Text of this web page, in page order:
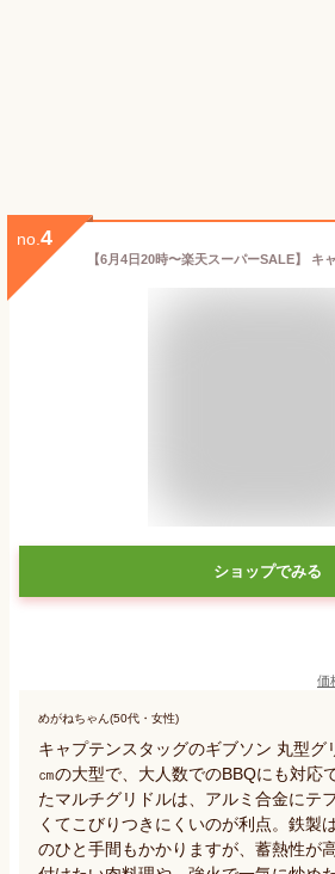
no. 4
ショップでみる
価
めがねちゃん(50代・女性)
キャプテンスタッグのギブソン 丸型グ
㎝の大型で、大人数でのBBQにも対応
たマルチグリドルは、アルミ合金にテ
くてこびりつきにくいのが利点。鉄製
のひと手間もかかりますが、蓄熱性が